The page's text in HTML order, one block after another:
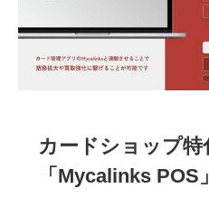
カードショップ特
「Mycalinks POS